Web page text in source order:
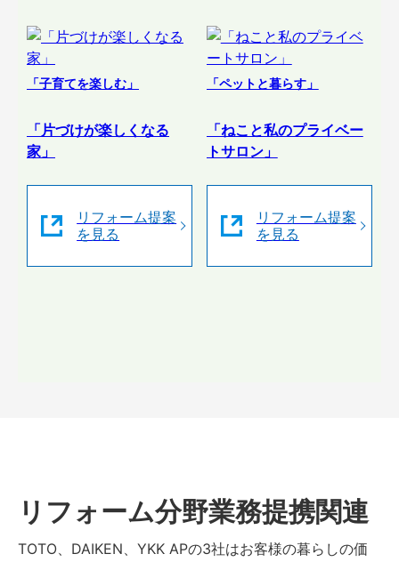
「子育てを楽しむ」
「片づけが楽しくなる
家」
リフォーム提案
を見る
「ペットと暮らす」
「ねこと私のプライベー
トサロン」
リフォーム提案
を見る
リフォーム分野業務提携関連
TOTO、DAIKEN、YKK APの3社はお客様の暮らしの価